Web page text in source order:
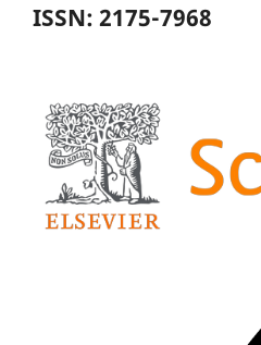
ISSN: 2175-7968